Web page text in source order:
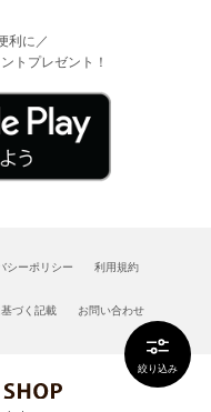
絞り込み
利に／
トプレゼント！
シーポリシー 利用規約
づく記載 お問い合わせ